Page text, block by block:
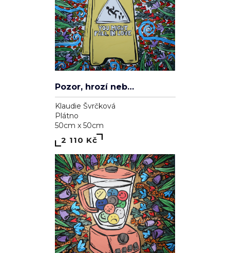
Pozor, hrozí nebezpečí zamilování se
Klaudie Švrčková
Plátno
50cm x 50cm
2 110 Kč